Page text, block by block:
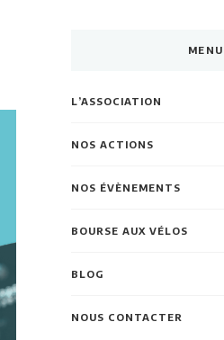
MENU
L’ASSOCIATION
NOS ACTIONS
NOS ÉVÈNEMENTS
BOURSE AUX VÉLOS
BLOG
NOUS CONTACTER